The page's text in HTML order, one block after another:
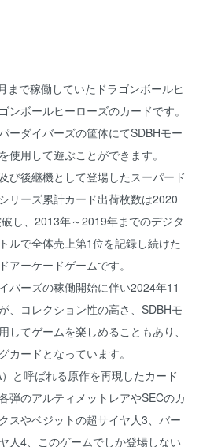
まで稼働していたドラゴンボールヒ
ンボールヒーローズのカードです。
ーダイバーズの筐体にてSDBHモー
使用して遊ぶことができます。
び後継機として登場したスーパード
リーズ累計カード出荷枚数は2020
し、2013年～2019年までのデジタ
ルで全体売上第1位を記録し続けた
アーケードゲームです。
バーズの稼働開始に伴い2024年11
、コレクション性の高さ、SDBHモ
してゲームを楽しめることもあり、
カードとなっています。
と呼ばれる原作を再現したカード
弾のアルティメットレアやSECのカ
スやベジットの超サイヤ人3、バー
人4、このゲームでしか登場しない